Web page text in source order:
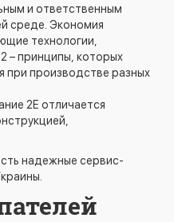
и ответственным
среде. Экономия
технологии,
– принципы, которых
при производстве разных
2Е отличается
надежные сервис-